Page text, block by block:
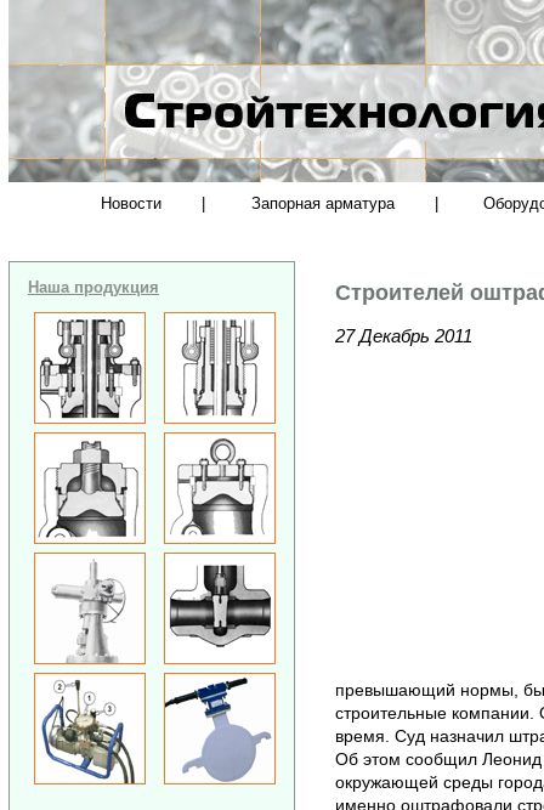
Новости Запорная арматура
Наша продукция Строителей
27 Декабрь 2011
превышающий нормы,
строительные компании.
время. Суд назначил
Об этом сообщил Леонид
окружающей среды
именно оштрафовали